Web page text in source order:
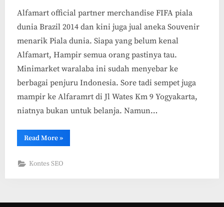
Alfamart official partner merchandise FIFA piala
dunia Brazil 2014 dan kini juga jual aneka Souvenir
menarik Piala dunia. Siapa yang belum kenal
Alfamart, Hampir semua orang pastinya tau.
Minimarket waralaba ini sudah menyebar ke
berbagai penjuru Indonesia. Sore tadi sempet juga
mampir ke Alfaramrt di Jl Wates Km 9 Yogyakarta,
niatnya bukan untuk belanja. Namun…
Read More“Alfamart
official
FIFA
»
Kontes SEO